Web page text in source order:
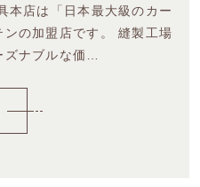
本店は「日本最大級のカー
の加盟店です。 縫製工場
ズナブルな価…